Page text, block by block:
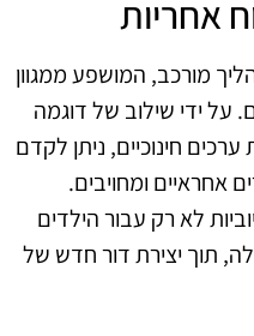
אחריות
מורכב, המושפע ממגוון
על ידי שילוב של דוגמה
חינוכיים, ניתן לקדם
ומחויבים.
לא רק עבור הילדים
תוך יצירת דור חדש של